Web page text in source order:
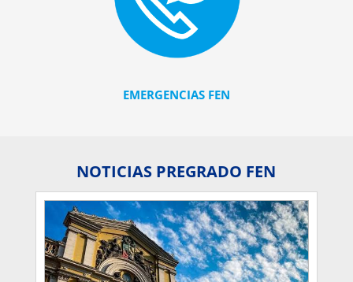
EMERGENCIAS FEN
NOTICIAS PREGRADO FEN